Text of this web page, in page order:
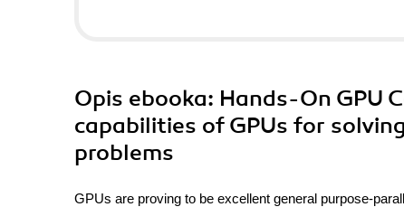
Opis ebooka: Hands-On GPU
capabilities of GPUs for
problems
GPUs are proving to be excellent general purpose-